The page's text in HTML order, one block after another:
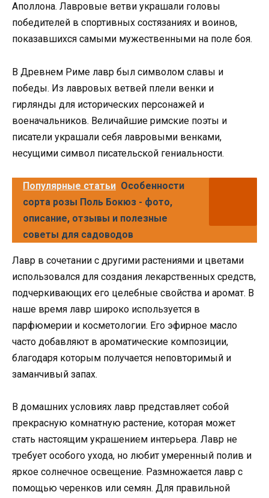
Аполлона. Лавровые ветви украшали головы
победителей в спортивных состязаниях и воинов,
показавшихся самыми мужественными на поле боя.
В Древнем Риме лавр был символом славы и
победы. Из лавровых ветвей плели венки и
гирлянды для исторических персонажей и
военачальников. Величайшие римские поэты и
писатели украшали себя лавровыми венками,
несущими символ писательской гениальности.
Популярные статьи Особенности
сорта розы Поль Бокюз - фото,
описание, отзывы и полезные
советы для садоводов
Лавр в сочетании с другими растениями и цветами
использовался для создания лекарственных средств,
подчеркивающих его целебные свойства и аромат. В
наше время лавр широко используется в
парфюмерии и косметологии. Его эфирное масло
часто добавляют в ароматические композиции,
благодаря которым получается неповторимый и
заманчивый запах.
В домашних условиях лавр представляет собой
прекрасную комнатную растение, которая может
стать настоящим украшением интерьера. Лавр не
требует особого ухода, но любит умеренный полив и
яркое солнечное освещение. Размножается лавр с
помощью черенков или семян. Для правильной